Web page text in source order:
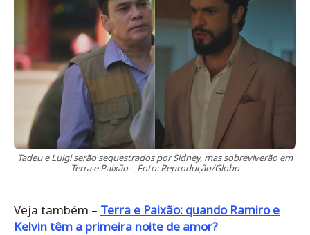
Tadeu e Luigi serão sequestrados por Sidney, mas sobreviverão em
Terra e Paixão – Foto: Reprodução/Globo
Veja também – Terra e Paixão: quando Ramiro e
Kelvin têm a primeira noite de amor?